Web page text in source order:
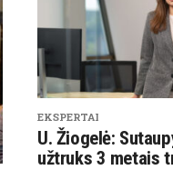
EKSPERTAI
U. Žiogelė:
užtruks 3 metais